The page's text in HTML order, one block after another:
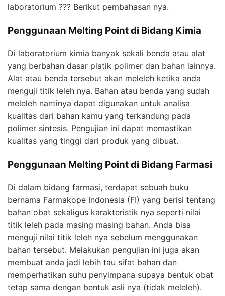
laboratorium ??? Berikut pembahasan nya.
Penggunaan Melting Point di Bidang Kimia
Di laboratorium kimia banyak sekali benda atau alat
yang berbahan dasar platik polimer dan bahan lainnya.
Alat atau benda tersebut akan meleleh ketika anda
menguji titik leleh nya. Bahan atau benda yang sudah
meleleh nantinya dapat digunakan untuk analisa
kualitas dari bahan kamu yang terkandung pada
polimer sintesis. Pengujian ini dapat memastikan
kualitas yang tinggi dari produk yang dibuat.
Penggunaan Melting Point di Bidang Farmasi
Di dalam bidang farmasi, terdapat sebuah buku
bernama Farmakope Indonesia (FI) yang berisi tentang
bahan obat sekaligus karakteristik nya seperti nilai
titik leleh pada masing masing bahan. Anda bisa
menguji nilai titik leleh nya sebelum menggunakan
bahan tersebut. Melakukan pengujian ini juga akan
membuat anda jadi lebih tau sifat bahan dan
memperhatikan suhu penyimpana supaya bentuk obat
tetap sama dengan bentuk asli nya (tidak meleleh).